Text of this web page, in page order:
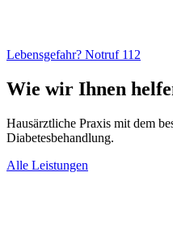
Lebensgefahr? Notruf 112
Wie wir Ihnen
Hausärztliche Praxis mit dem
Diabetesbehandlung.
Alle Leistungen